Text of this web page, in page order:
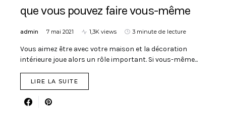
que vous pouvez faire vous-même
admin 7 mai 2021 1,3K views 3 minute de lecture
Vous aimez être avec votre maison et la décoration
intérieure joue alors un rôle important. Si vous-même...
LIRE LA SUITE